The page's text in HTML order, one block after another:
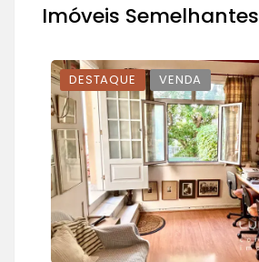
Imóveis Semelhantes
DESTAQUE VENDA